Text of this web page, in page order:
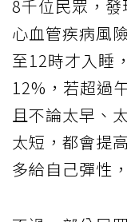
8千位民眾，
心血管疾病風
至12時才入睡
12%，若超過
且不論太早、
太短，都會提
多給自己彈性